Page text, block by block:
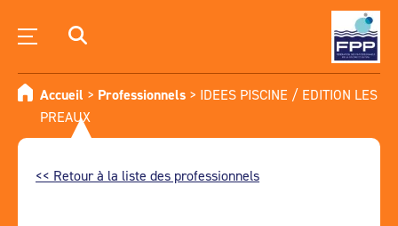
Accueil > Professionnels > IDEES PISCINE / EDITION LES
PREAUX
<< Retour à la liste des professionnels